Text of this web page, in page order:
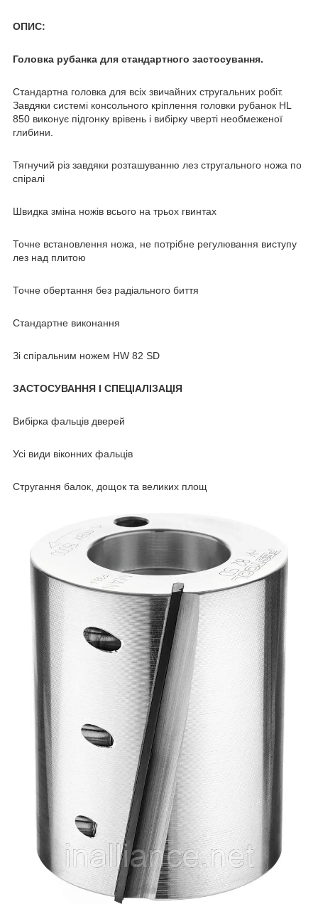
ОПИС:
Головка рубанка для стандартного застосування.
Стандартна головка для всіх звичайних стругальних робіт.
Завдяки системі консольного кріплення головки рубанок HL
850 виконує підгонку врівень і вибірку чверті необмеженої
глибини.
Тягнучий різ завдяки розташуванню лез стругального ножа по
спіралі
Швидка зміна ножів всього на трьох гвинтах
Точне встановлення ножа, не потрібне регулювання виступу
лез над плитою
Точне обертання без радіального биття
Стандартне виконання
Зі спіральним ножем HW 82 SD
ЗАСТОСУВАННЯ І СПЕЦІАЛІЗАЦІЯ
Вибірка фальців дверей
Усі види віконних фальців
Стругання балок, дощок та великих площ